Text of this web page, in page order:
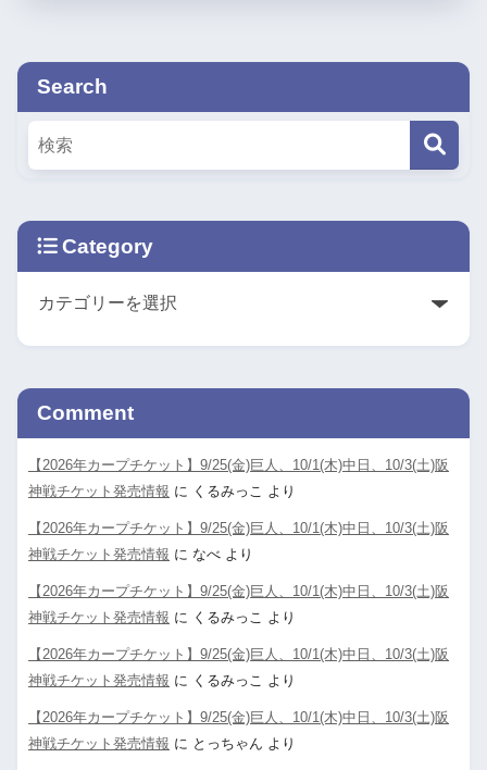
Search
Category
Comment
【2026年カープチケット】9/25(金)巨人、10/1(木)中日、10/3(土)阪
神戦チケット発売情報 に くるみっこ より
【2026年カープチケット】9/25(金)巨人、10/1(木)中日、10/3(土)阪
神戦チケット発売情報 に なべ より
【2026年カープチケット】9/25(金)巨人、10/1(木)中日、10/3(土)阪
神戦チケット発売情報 に くるみっこ より
【2026年カープチケット】9/25(金)巨人、10/1(木)中日、10/3(土)阪
神戦チケット発売情報 に くるみっこ より
【2026年カープチケット】9/25(金)巨人、10/1(木)中日、10/3(土)阪
神戦チケット発売情報 に とっちゃん より